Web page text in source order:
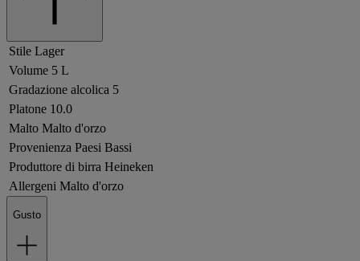
Stile Lager
Volume 5 L
Gradazione alcolica 5
Platone 10.0
Malto Malto d'orzo
Provenienza Paesi Bassi
Produttore di birra Heineken
Allergeni Malto d'orzo
Gusto